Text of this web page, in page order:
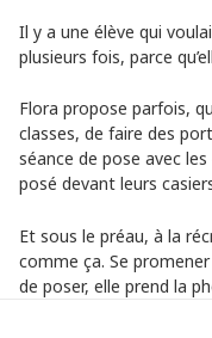
Il y a une élève qui
plusieurs fois, parce
Flora propose parfois,
classes, de faire des
séance de pose avec
posé devant leurs
Et sous le préau, à la
comme ça. Se
de poser, elle prend la